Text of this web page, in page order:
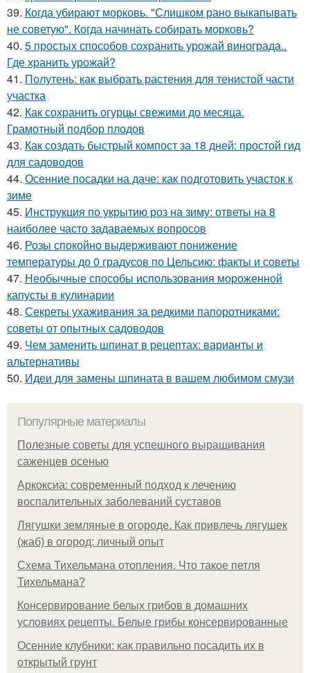
39. Когда убирают морковь. "Слишком рано выкапывать
не советую". Когда начинать собирать морковь?
40. 5 простых способов сохранить урожай винограда..
Где хранить урожай?
41. Полутень: как выбрать растения для тенистой части
участка
42. Как сохранить огурцы свежими до месяца.
Грамотный подбор плодов
43. Как создать быстрый компост за 18 дней: простой гид
для садоводов
44. Осенние посадки на даче: как подготовить участок к
зиме
45. Инструкция по укрытию роз на зиму: ответы на 8
наиболее часто задаваемых вопросов
46. Розы спокойно выдерживают понижение
температуры до 0 градусов по Цельсию: факты и советы
47. Необычные способы использования мороженной
капусты в кулинарии
48. Секреты ухаживания за редкими папоротниками:
советы от опытных садоводов
49. Чем заменить шпинат в рецептах: варианты и
альтернативы
50. Идеи для замены шпината в вашем любимом смузи
Популярные материалы
Полезные советы для успешного выращивания
саженцев осенью
Аркоксиа: современный подход к лечению
воспалительных заболеваний суставов
Лягушки земляные в огороде. Как привлечь лягушек
(жаб) в огород: личный опыт
Схема Тихельмана отопления. Что такое петля
Тихельмана?
Консервирование белых грибов в домашних
условиях рецепты. Белые грибы консервированные
Осенние клубники: как правильно посадить их в
открытый грунт